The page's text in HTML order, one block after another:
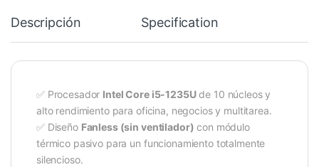
Descripción Specification
✅ Procesador Intel Core i5-1235Ude 10 núcleos y
alto rendimiento para oficina, negocios y multitarea.
✅ Diseño Fanless (sin ventilador) con módulo
térmico pasivo para un funcionamiento totalmente
silencioso.